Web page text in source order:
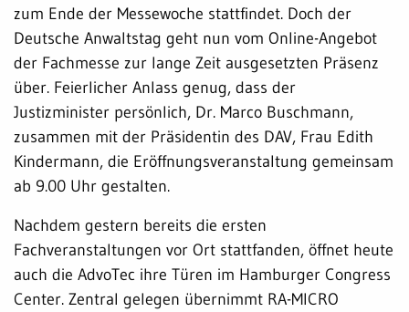
zum Ende der Messewoche stattfindet. Doch der
Deutsche Anwaltstag geht nun vom Online-Angebot
der Fachmesse zur lange Zeit ausgesetzten Präsenz
über. Feierlicher Anlass genug, dass der
Justizminister persönlich, Dr. Marco Buschmann,
zusammen mit der Präsidentin des DAV, Frau Edith
Kindermann, die Eröffnungsveranstaltung gemeinsam
ab 9.00 Uhr gestalten.
Nachdem gestern bereits die ersten
Fachveranstaltungen vor Ort stattfanden, öffnet heute
auch die AdvoTec ihre Türen im Hamburger Congress
Center. Zentral gelegen übernimmt RA-MICRO